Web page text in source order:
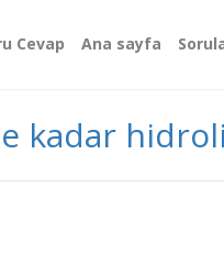
Cevap Ana sayfa
kadar